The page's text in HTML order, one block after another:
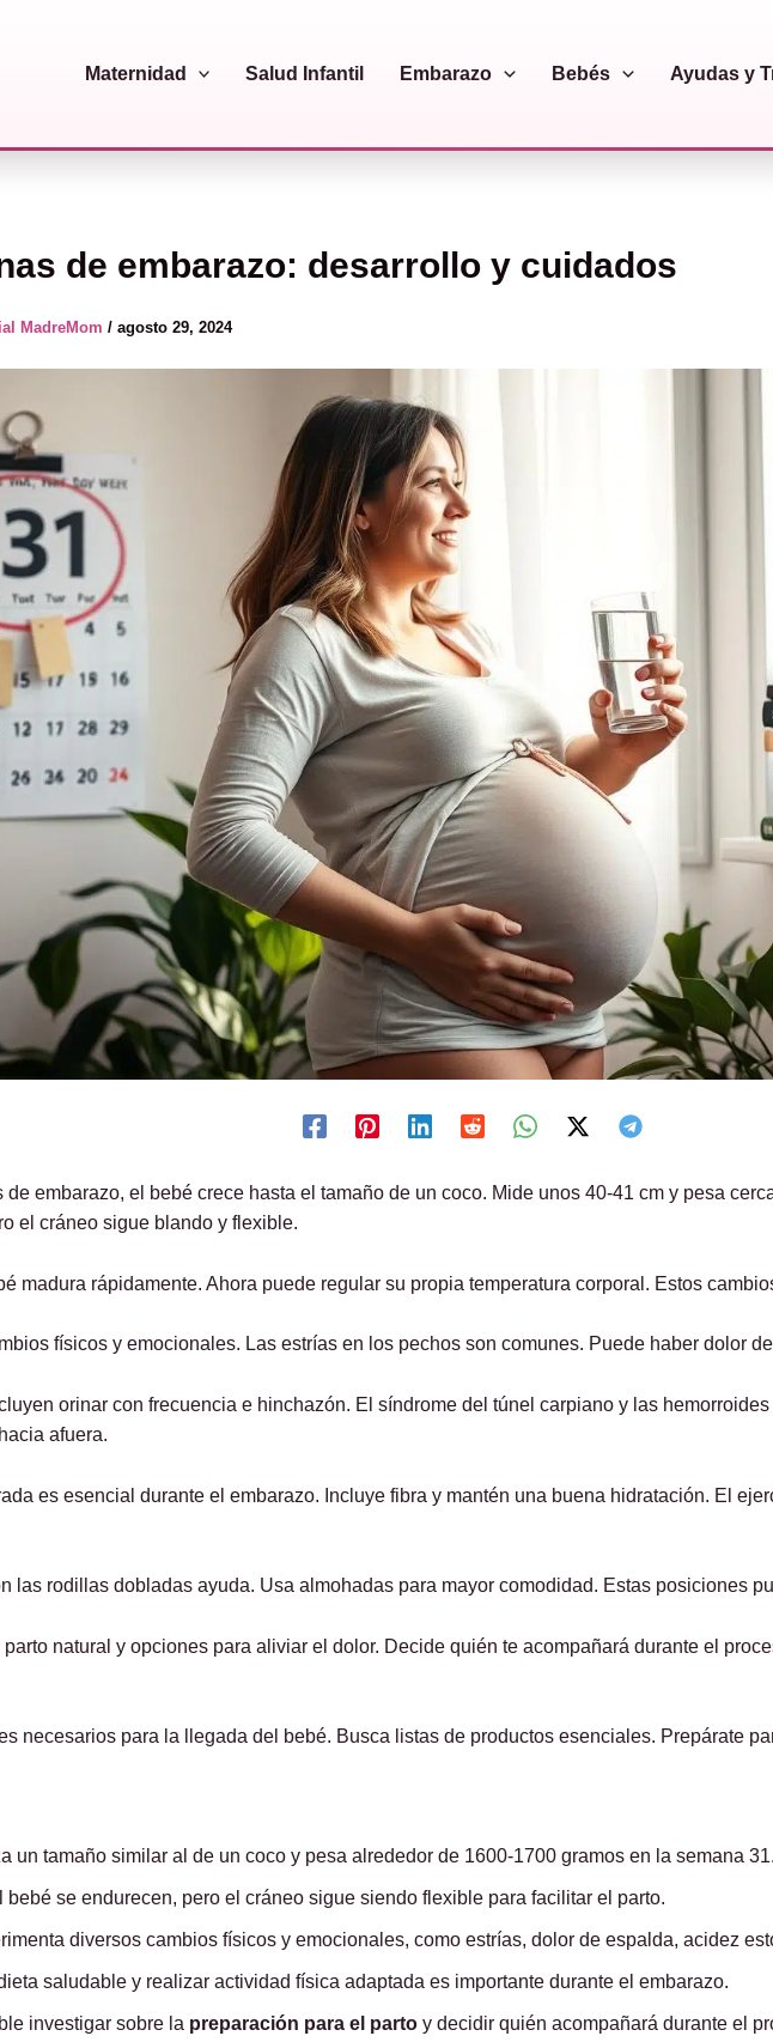
Maternidad Salud Infantil Embarazo Bebés Ayudas y
de embarazo: desarrollo y cuidados
MadreMom / agosto 29, 2024
de embarazo, el bebé crece hasta el tamaño de un coco. Mide unos 40-41 cm y pesa
el cráneo sigue blando y flexible.
madura rápidamente. Ahora puede regular su propia temperatura corporal. Estos
físicos y emocionales. Las estrías en los pechos son comunes. Puede haber dolor
orinar con frecuencia e hinchazón. El síndrome del túnel carpiano y las
afuera.
es esencial durante el embarazo. Incluye fibra y mantén una buena hidratación. El
las rodillas dobladas ayuda. Usa almohadas para mayor comodidad. Estas posiciones
parto natural y opciones para aliviar el dolor. Decide quién te acompañará durante el
necesarios para la llegada del bebé. Busca listas de productos esenciales. Prepárate
un tamaño similar al de un coco y pesa alrededor de 1600-1700 gramos en la semana 31.
bebé se endurecen, pero el cráneo sigue siendo flexible para facilitar el parto.
diversos cambios físicos y emocionales, como estrías, dolor de espalda, acidez
saludable y realizar actividad física adaptada es importante durante el embarazo.
investigar sobre la preparación para el parto y decidir quién acompañará durante el